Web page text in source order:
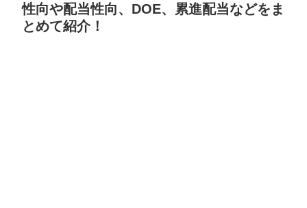
性向や配当性向、DOE、累進配当などをま
とめて紹介！